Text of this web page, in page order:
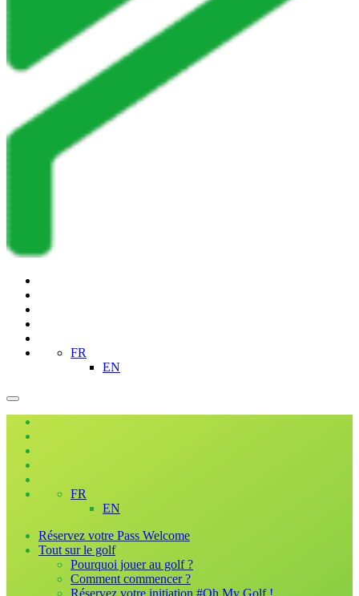
FR
EN
FR
EN
Réservez votre Pass Welcome
Tout sur le golf
Pourquoi jouer au golf ?
Comment commencer ?
Réservez votre initiation #Oh My Golf !